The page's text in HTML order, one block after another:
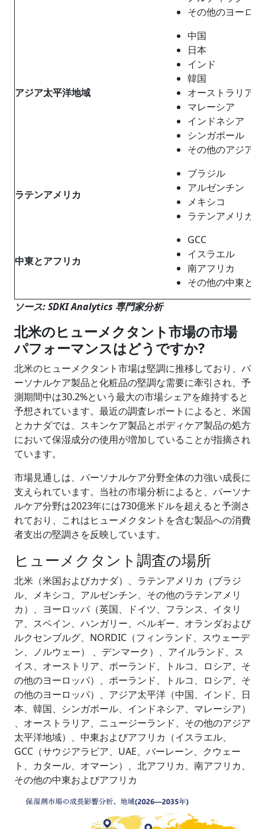
その他のヨーロ
アジア太平洋地域
中国
日本
インド
韓国
オーストラリア
マレーシア
インドネシア
シンガポール
その他のアジア
ラテンアメリカ
ブラジル
アルゼンチン
メキシコ
ラテンアメリカ
中東とアフリカ
GCC
イスラエル
南アフリカ
その他の中東と
ソース: SDKI Analytics 専門家分析
北米のヒューメクタント市場の市場
パフォーマンスはどうですか?
北米のヒューメクタント市場は堅調に推移しており、パ
ーソナルケア製品と化粧品の堅調な需要に牽引され、予
測期間中は30.2%という最大の市場シェアを維持すると
予想されています。最近の調査レポートによると、米国
とカナダでは、スキンケア製品とボディケア製品の処方
において保湿成分の使用が増加していることが指摘され
ています。
市場見通しは、パーソナルケア分野全体の力強い成長に
支えられています。当社の市場分析によると、パーソナ
ルケア分野は2023年には730億米ドルを超えると予測さ
れており、これはヒューメクタントを含む製品への消費
者支出の堅調さを反映しています。
ヒューメクタント調査の場所
北米（米国およびカナダ）、ラテンアメリカ（ブラジ
ル、メキシコ、アルゼンチン、その他のラテンアメリ
カ）、ヨーロッパ（英国、ドイツ、フランス、イタリ
ア、スペイン、ハンガリー、ベルギー、オランダおよび
ルクセンブルグ、NORDIC（フィンランド、スウェーデ
ン、ノルウェー） 、デンマーク）、アイルランド、ス
イス、オーストリア、ポーランド、トルコ、ロシア、そ
の他のヨーロッパ）、ポーランド、トルコ、ロシア、そ
の他のヨーロッパ）、アジア太平洋（中国、インド、日
本、韓国、シンガポール、インドネシア、マレーシア）
、オーストラリア、ニュージーランド、その他のアジア
太平洋地域）、中東およびアフリカ（イスラエル、
GCC（サウジアラビア、UAE、バーレーン、クウェー
ト、カタール、オマーン）、北アフリカ、南アフリカ、
その他の中東およびアフリカ